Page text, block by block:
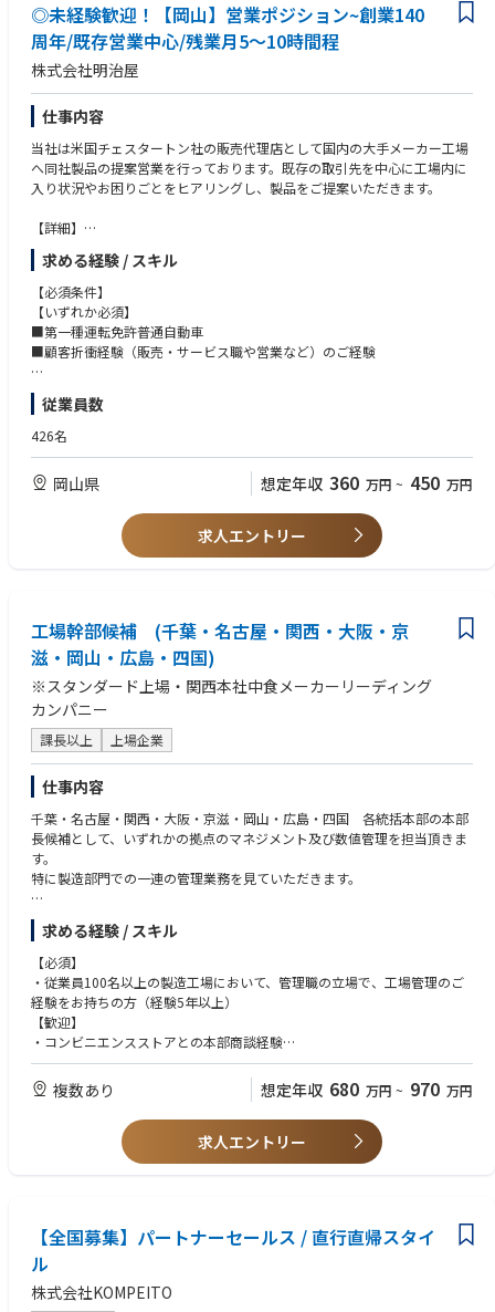
◎未経験歓迎！【岡山】営業ポジション~創業140
周年/既存営業中心/残業月5～10時間程
株式会社明治屋
仕事内容
当社は米国チェスタートン社の販売代理店として国内の大手メーカー工場
へ同社製品の提案営業を行っております。既存の取引先を中心に工場内に
入り状況やお困りごとをヒアリングし、製品をご提案いただきます。
【詳細】
得意先は国内大手メーカー（化学、自動車、製鉄、食品等）です。
各プラントにおける問題解決の為、現場調査や計測、現場施工の管理指導
等のフィールドエンジニアリング業務も担当して頂きます。製鉄、製紙、
化学プラント他、国内の大手製造業の設備保全、設計、購買担当者に対し
て日々の営業活動を行って頂きます。
◎国内に6社ある販売代理店のうち、当社が最大手です！
【商品について】工場機械の潤滑オイルやガス等が生産商品に付着する事
を防ぐ接続部品で、食品汚染や環境汚染を防ぐ重要な役割を果たします。
【やりがい】社会的責任の大きい分野で国内大手メーカーの生産ライン等
す。チェスタートン社の最大手販売代理店として実績も残しており更なる
事業拡大を目指しております。仕事内容の変更の範囲：当社の定める業務
・35～39歳 年収410万円～ 月給31万円～
・30～34歳 年収360万円～ 月給28万円～
・～29歳 年収340万円～ 月給26万円～
【無期雇用登用後のモデル年収】
・40歳～ 年収530万円～ 月給37万円～
・35～39歳 年収450万円～ 月給32万円～
・30～34歳 年収400万円～ 月給29万円～
・～29歳 年収380万円～ 月給27万円～
【その他】
2025年度よりインセンティブ手当（営業成績に応じて月額3万円～22万
円）を支給
求める経験 / スキル
【必須条件】
【いずれか必須】
■第一種運転免許普通自動車
■顧客折衝経験（販売・サービス職や営業など）のご経験
【歓迎条件】
工業系業界経験者、新規開拓営業経験者、進捗管理の出来る方、コミュニ
ケーション力のある方、英語にアレルギーのない方
従業員数
426名
岡山県 想定年収 360 万円 ~ 450 万円
求人エントリー
工場幹部候補 (千葉・名古屋・関西・大阪・京
滋・岡山・広島・四国)
※スタンダード上場・関西本社中食メーカーリーディング
カンパニー
課長以上 上場企業
仕事内容
千葉・名古屋・関西・大阪・京滋・岡山・広島・四国 各統括本部の本部
長候補として、いずれかの拠点のマネジメント及び数値管理を担当頂きま
す。
特に製造部門での一連の管理業務を見ていただきます。
【業務詳細】
・生産計画の立案
・製造工程の管理
・衛生管理
・品質管理
・出荷管理
・予算に対する材料費、労務費、諸経費の管理
・品質向上・維持に向けての取り組み・指導 など
【マネジメント頂く部門】
※ご入社後しばらくは本部長付で全体の把握および仕事の進め方を理解頂
き、その後タイミングを見て本部長としてご活躍頂く予定です。
求める経験 / スキル
【必須】
・従業員100名以上の製造工場において、管理職の立場で、工場管理のご
経験をお持ちの方（経験5年以上）
【歓迎】
・コンビニエンスストアとの本部商談経験
【求める人物像】
・将来的に本部長として全体をマネジメント頂くため、各部門との調整や
数値管理に長けている方
・製造工場を含めたマネジメントとなるため、泥臭い仕事も厭わず対応で
複数あり 想定年収 680 万円 ~ 970 万円
求人エントリー
【全国募集】パートナーセールス / 直行直帰スタイ
ル
株式会社KOMPEITO